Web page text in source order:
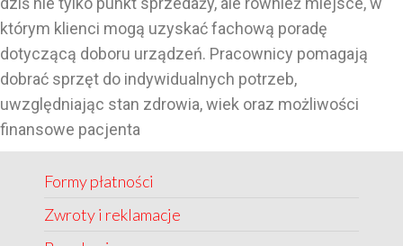
którym klienci mogą uzyskać fachową poradę
dotyczącą doboru urządzeń. Pracownicy pomagają
dobrać sprzęt do indywidualnych potrzeb,
uwzględniając stan zdrowia, wiek oraz możliwości
finansowe pacjenta
Formy płatności
Zwroty i reklamacje